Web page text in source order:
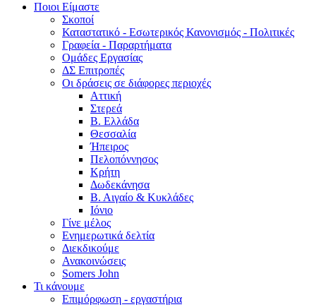
Ποιοι Είμαστε
Σκοποί
Καταστατικό - Εσωτερικός Κανονισμός - Πολιτικές
Γραφεία - Παραρτήματα
Ομάδες Εργασίας
ΔΣ Επιτροπές
Οι δράσεις σε διάφορες περιοχές
Αττική
Στερεά
Β. Ελλάδα
Θεσσαλία
Ήπειρος
Πελοπόννησος
Κρήτη
Δωδεκάνησα
Β. Αιγαίο & Κυκλάδες
Ιόνιο
Γίνε μέλος
Ενημερωτικά δελτία
Διεκδικούμε
Ανακοινώσεις
Somers John
Τι κάνουμε
Επιμόρφωση - εργαστήρια